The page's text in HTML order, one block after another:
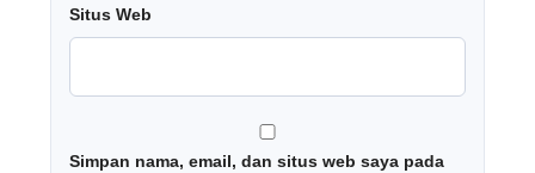
Situs Web
Simpan nama, email, dan situs web saya pada